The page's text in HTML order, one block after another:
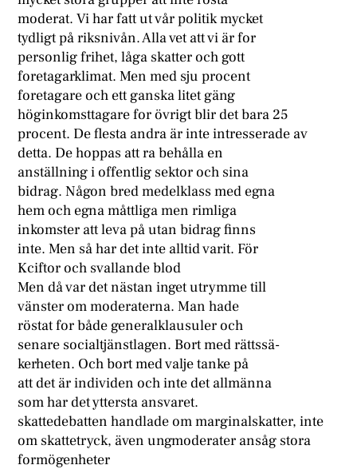
moderat. Vi har fatt ut vår politik mycket
tydligt på riksnivån. Alla vet att vi är for
personlig frihet, låga skatter och gott
foretagarklimat. Men med sju procent
foretagare och ett ganska litet gäng
höginkomsttagare for övrigt blir det bara 25
procent. De flesta andra är inte intresserade av
detta. De hoppas att ra behålla en
anställning i offentlig sektor och sina
bidrag. Någon bred medelklass med egna
hem och egna måttliga men rimliga
inkomster att leva på utan bidrag finns
inte. Men så har det inte alltid varit. För
Kciftor och svallande blod
Men då var det nästan inget utrymme till
vänster om moderaterna. Man hade
röstat for både generalklausuler och
senare socialtjänstlagen. Bort med rättssä-
kerheten. Och bort med valje tanke på
att det är individen och inte det allmänna
som har det yttersta ansvaret.
skattedebatten handlade om marginalskatter, inte
om skattetryck, även ungmoderater ansåg stora
formögenheter